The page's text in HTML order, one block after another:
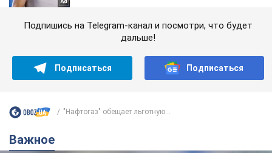
Подпишись на Telegram-канал и посмотри, что будет
дальше!
Подписаться Подписаться
"Нафтогаз" обещает льготную...
Важное